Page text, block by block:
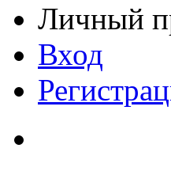
Личный
Вход